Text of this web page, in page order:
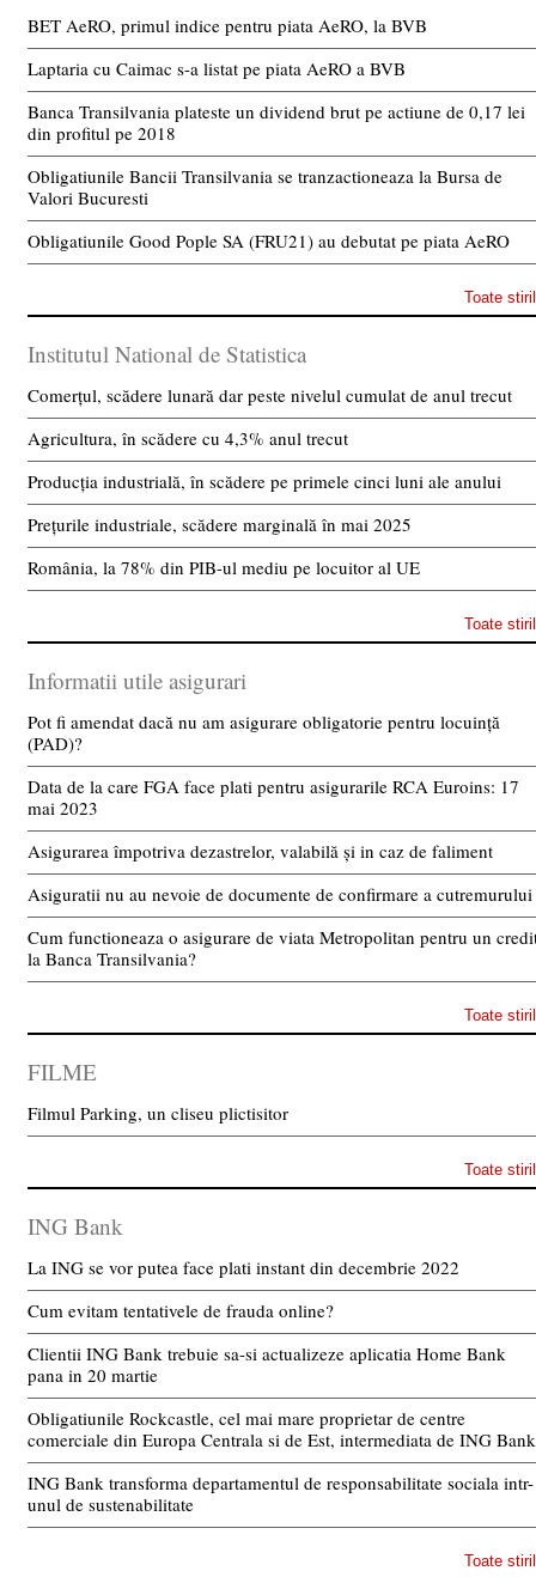
BET AeRO, primul indice pentru piata AeRO, la BVB
Laptaria cu Caimac s-a listat pe piata AeRO a BVB
Banca Transilvania plateste un dividend brut pe actiune de 0,17 lei
din profitul pe 2018
Obligatiunile Bancii Transilvania se tranzactioneaza la Bursa de
Valori Bucuresti
Obligatiunile Good Pople SA (FRU21) au debutat pe piata AeRO
Toate
Institutul National de Statistica
Comerțul, scădere lunară dar peste nivelul cumulat de anul trecut
Agricultura, în scădere cu 4,3% anul trecut
Producția industrială, în scădere pe primele cinci luni ale anului
Prețurile industriale, scădere marginală în mai 2025
România, la 78% din PIB-ul mediu pe locuitor al UE
Toate
Informatii utile asigurari
Pot fi amendat dacă nu am asigurare obligatorie pentru locuință
(PAD)?
Data de la care FGA face plati pentru asigurarile RCA Euroins: 17
mai 2023
Asigurarea împotriva dezastrelor, valabilă și in caz de faliment
Asiguratii nu au nevoie de documente de confirmare a cutremurului
Cum functioneaza o asigurare de viata Metropolitan pentru un
la Banca Transilvania?
Toate
FILME
Filmul Parking, un cliseu plictisitor
Toate
ING Bank
La ING se vor putea face plati instant din decembrie 2022
Cum evitam tentativele de frauda online?
Clientii ING Bank trebuie sa-si actualizeze aplicatia Home Bank
pana in 20 martie
Obligatiunile Rockcastle, cel mai mare proprietar de centre
comerciale din Europa Centrala si de Est, intermediata de ING Bank
ING Bank transforma departamentul de responsabilitate sociala intr-
unul de sustenabilitate
Toate